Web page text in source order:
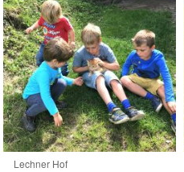
Lechner Hof